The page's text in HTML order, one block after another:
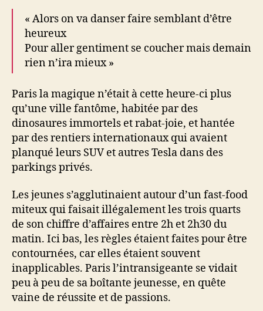
« Alors on va danser faire semblant d’être
heureux
Pour aller gentiment se coucher mais demain
rien n’ira mieux »
Paris la magique n’était à cette heure-ci plus
qu’une ville fantôme, habitée par des
dinosaures immortels et rabat-joie, et hantée
par des rentiers internationaux qui avaient
planqué leurs SUV et autres Tesla dans des
parkings privés.
Les jeunes s’agglutinaient autour d’un fast-food
miteux qui faisait illégalement les trois quarts
de son chiffre d’affaires entre 2h et 2h30 du
matin. Ici bas, les règles étaient faites pour être
contournées, car elles étaient souvent
inapplicables. Paris l’intransigeante se vidait
peu à peu de sa boîtante jeunesse, en quête
vaine de réussite et de passions.